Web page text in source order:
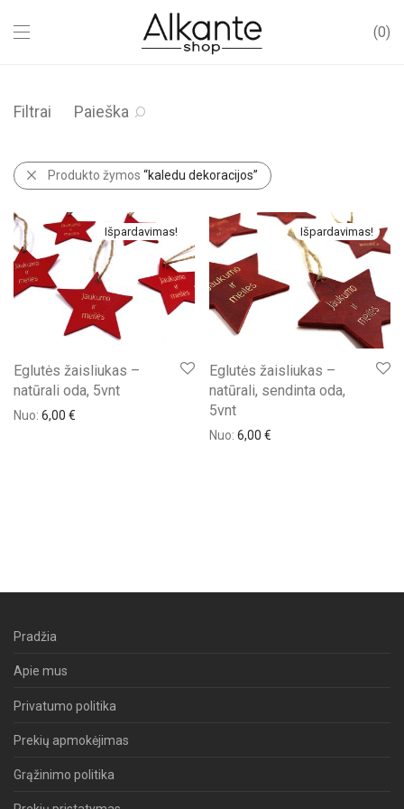
0
Filtrai Paieška
Produkto žymos “kaledu dekoracijos”
Išpardavimas!
Eglutės žaisliukas –
natūrali oda, 5vnt
Nuo: 6,00 €
Išpardavimas!
Eglutės žaisliukas –
natūrali, sendinta oda,
5vnt
Nuo: 6,00 €
Pradžia
Apie mus
Privatumo politika
Prekių apmokėjimas
Grąžinimo politika